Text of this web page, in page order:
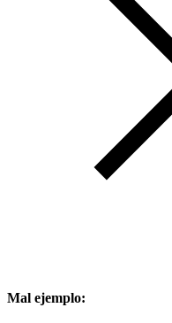
Mal ejemplo: